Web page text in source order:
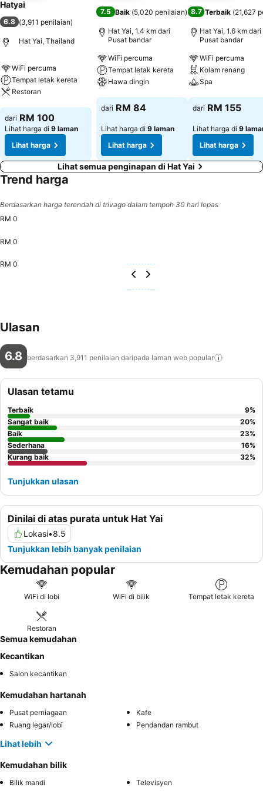
Hatyai
6.8 (3,911 penilaian)
Hat Yai, Thailand
WiFi percuma
Tempat letak kereta
Restoran
Lihat harga
dari RM 100
Lihat harga di 9 laman
Lihat harga
7.5 Baik (5,020 penilaian)
Hat Yai, 1.4 km dari
Pusat bandar
WiFi percuma
Tempat letak kereta
Hawa dingin
Lihat harga
dari RM 84
Lihat harga di 9 laman
Lihat harga
8.7 Terbaik (21,627
Hat Yai, 1.6 km dari
Pusat bandar
WiFi percuma
Kolam renang
Spa
Lihat harga
dari RM 155
Lihat harga di 9
Lihat harga
Lihat semua penginapan di Hat Yai
Trend harga
Berdasarkan harga terendah di trivago dalam tempoh 30 hari lepas
RM 0
RM 0
RM 0
Ulasan
6.8 berdasarkan 3,911 penilaian daripada laman web popular
Dinilai di atas purata untuk Hat Yai
Lokasi•8.5
Tunjukkan lebih banyak penilaian
Ulasan tetamu
Terbaik 9%
Sangat baik
20%
Baik
23%
Sederhana
16%
Kurang baik
32%
Tunjukkan ulasan
Kemudahan popular
WiFi di lobi WiFi di bilik Tempat letak kereta
Restoran
Semua kemudahan
Kecantikan
Salon kecantikan
Kemudahan hartanah
Pusat perniagaan
Kafe
Ruang legar/lobi
Pendandan rambut
Lihat lebih
Kemudahan bilik
Bilik mandi
Televisyen